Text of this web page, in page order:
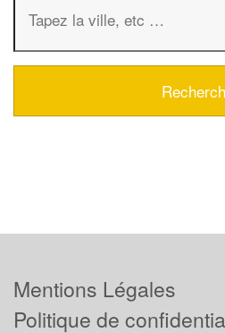
Mentions Légales
Politique de